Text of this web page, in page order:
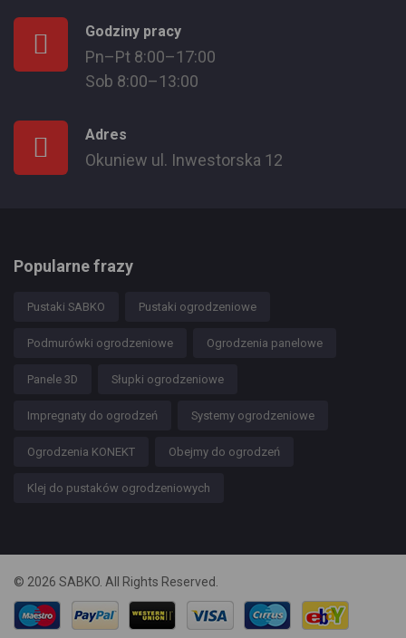
Godziny pracy
Pn–Pt 8:00–17:00
Sob 8:00–13:00
Adres
Okuniew ul. Inwestorska 12
Popularne frazy
Pustaki SABKO Pustaki ogrodzeniowe
Podmurówki ogrodzeniowe Ogrodzenia panelowe
Panele 3D Słupki ogrodzeniowe
Impregnaty do ogrodzeń Systemy ogrodzeniowe
Ogrodzenia KONEKT Obejmy do ogrodzeń
Klej do pustaków ogrodzeniowych
© 2026 SABKO. All Rights Reserved.